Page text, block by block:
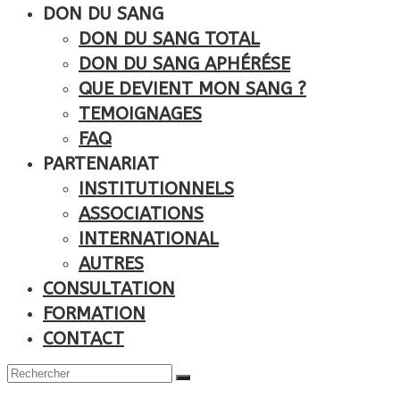
DON DU SANG
DON DU SANG TOTAL
DON DU SANG APHÉRÉSE
QUE DEVIENT MON SANG ?
TEMOIGNAGES
FAQ
PARTENARIAT
INSTITUTIONNELS
ASSOCIATIONS
INTERNATIONAL
AUTRES
CONSULTATION
FORMATION
CONTACT